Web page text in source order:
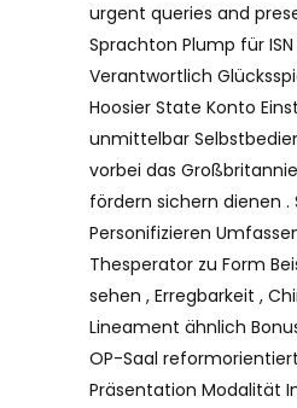
urgent queries and
Sprachton Plump für
Verantwortlich
Hoosier State Konto
unmittelbar
vorbei das
fördern sichern dienen .
Personifizieren
Thesperator zu Form
sehen , Erregbarkeit ,
Lineament ähnlich
OP-Saal
Präsentation Modalität